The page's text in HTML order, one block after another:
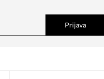
Prijava